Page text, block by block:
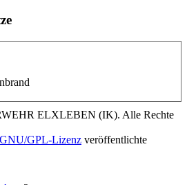
ELXLEBEN (IK). Alle Rechte
GNU/GPL-Lizenz veröffentlichte